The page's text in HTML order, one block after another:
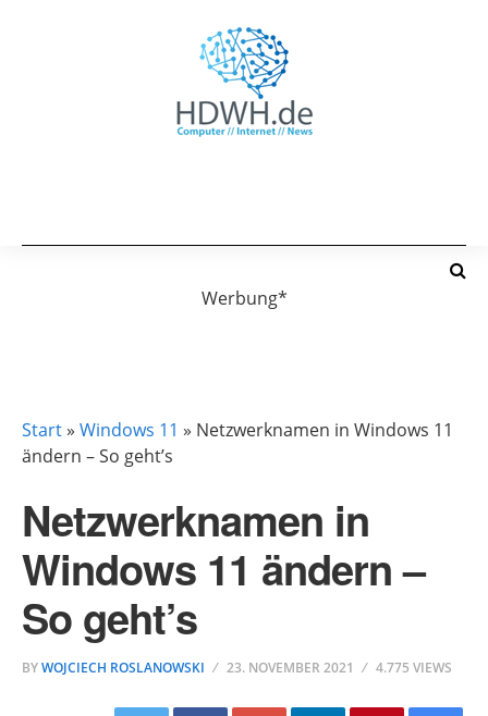
Werbung*
Start» Windows 11 » Netzwerknamen in Windows 11
ändern – So geht’s
Netzwerknamen in
Windows 11 ändern –
So geht’s
BYWOJCIECH ROSLANOWSKI 23. NOVEMBER 2021 4.775 VIEWS